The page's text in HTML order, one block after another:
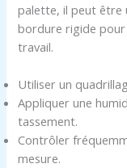
palette, il peut être
bordure rigide
travail.
Utiliser un
Appliquer une
tassement.
Contrôler
mesure.